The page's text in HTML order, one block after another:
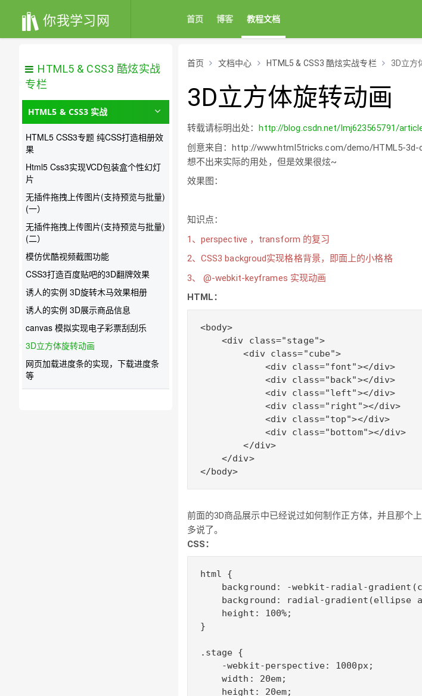
你我学习网 首页 博客 教程文档
HTML5 & CSS3 酷炫实战
专栏
HTML5 & CSS3 实战
HTML5 CSS3专题 纯CSS打造相册效
果
Html5 Css3实现VCD包装盒个性幻灯
片
无插件拖拽上传图片(支持预览与批量)
(一）
无插件拖拽上传图片(支持预览与批量)
(二）
模仿优酷视频截图功能
CSS3打造百度贴吧的3D翻牌效果
诱人的实例 3D旋转木马效果相册
诱人的实例 3D展示商品信息
canvas 模拟实现电子彩票刮刮乐
3D立方体旋转动画
网页加载进度条的实现，下载进度条
等
首页 文档中心 HTML5 & CSS3 酷炫实战专栏 3D立方
3D立方体旋转动画
转载请标明出处：http://blog.csdn.net/lmj623565791/
创意来自：http://www.html5tricks.com/demo/HTML5-
想不出来实际的用处，但是效果很炫~
效果图：
知识点：
1、perspective ，transform 的复习
2、CSS3 backgroud实现格格背景，即面上的小格格
3、 @-webkit-keyframes 实现动画
HTML：
<body>
    <div class="stage">
        <div class="cube">
            <div class="font"></div>
            <div class="back"></div>
            <div class="left"></div>
            <div class="right"></div>
            <div class="top"></div>
            <div class="bottom"></div>
        </div>
    </div>
</body>
前面的3D商品展示中已经说过如何制作正方体，并且那个
多说了。
CSS：
html {
background: -webkit-radial-
background: radial-gradient(ellipse
    height: 100%;
}
.stage {
    -webkit-perspective: 1000px;
    width: 20em;
    height: 20em;